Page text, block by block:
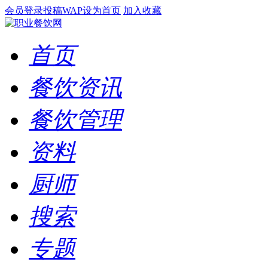
会员登录投稿WAP设为首页 加入收藏
首页
餐饮资讯
餐饮管理
资料
厨师
搜索
专题